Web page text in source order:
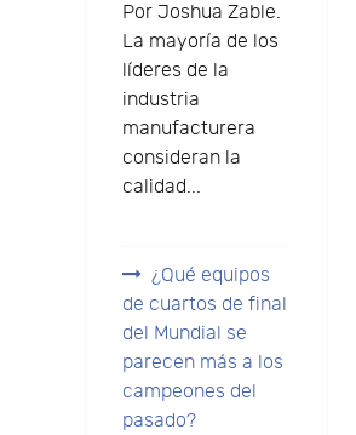
Por Joshua Zable.
La mayoría de los
líderes de la
industria
manufacturera
consideran la
calidad...
¿Qué equipos
de cuartos de final
del Mundial se
parecen más a los
campeones del
pasado?